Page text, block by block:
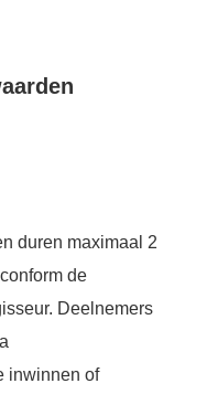
duren maximaal 2
de
Deelnemers
inwinnen of